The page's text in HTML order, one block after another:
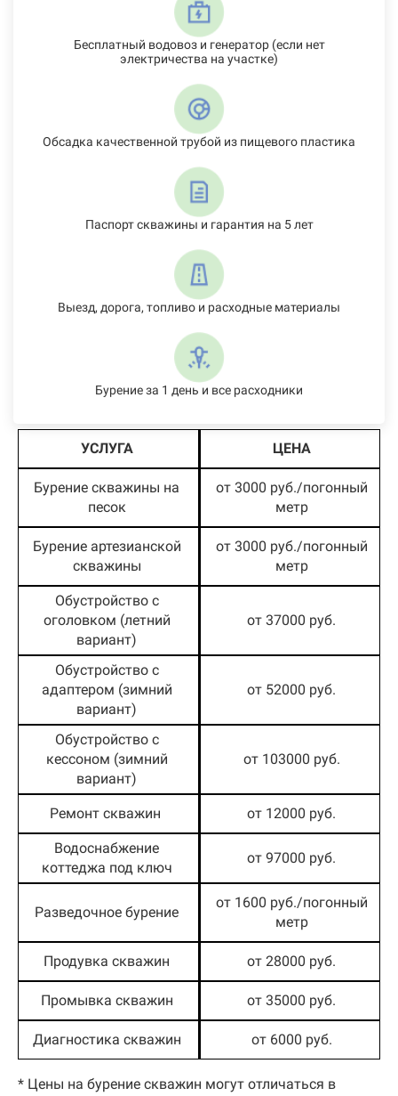
Бесплатный водовоз и генератор (если нет
электричества на участке)
Обсадка качественной трубой из пищевого пластика
Паспорт скважины и гарантия на 5 лет
Выезд, дорога, топливо и расходные материалы
Бурение за 1 день и все расходники
УСЛУГА ЦЕНА
Бурение скважины на
песок
от 3000 руб./погонный
метр
Бурение артезианской
скважины
от 3000 руб./погонный
метр
Обустройство с
оголовком (летний
вариант)
от 37000 руб.
Обустройство с
адаптером (зимний
вариант)
от 52000 руб.
Обустройство с
кессоном (зимний
вариант)
от 103000 руб.
Ремонт скважин от 12000 руб.
Водоснабжение
коттеджа под ключ
от 97000 руб.
Разведочное бурение
от 1600 руб./погонный
метр
Продувка скважин от 28000 руб.
Промывка скважин от 35000 руб.
Диагностика скважин от 6000 руб.
* Цены на бурение скважин могут отличаться в